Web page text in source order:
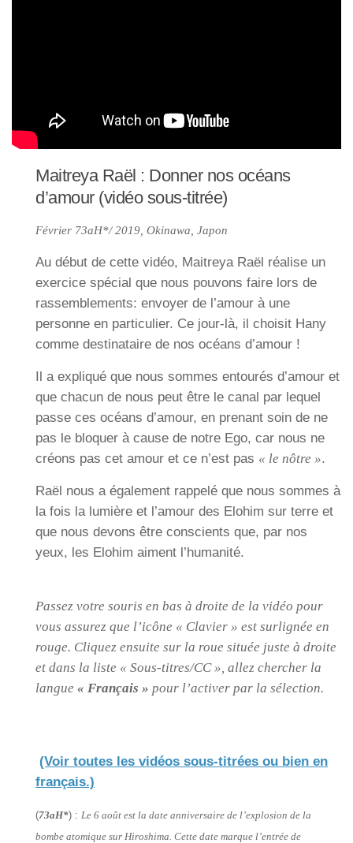
Maitreya Raël : Donner nos océans
d’amour (vidéo sous-titrée)
Février 73aH*/ 2019, Okinawa, Japon
Au début de cette vidéo, Maitreya Raël réalise un
exercice spécial que nous pouvons faire lors de
rassemblements: envoyer de l’amour à une
personne en particulier. Ce jour-là, il choisit Hany
comme destinataire de nos océans d’amour !
Il a expliqué que nous sommes entourés d’amour et
que chacun de nous peut être le canal par lequel
passe ces océans d’amour, en prenant soin de ne
pas le bloquer à cause de notre Ego, car nous ne
créons pas cet amour et ce n’est pas « le nôtre ».
Raël nous a également rappelé que nous sommes à
la fois la lumière et l’amour des Elohim sur terre et
que nous devons être conscients que, par nos
yeux, les Elohim aiment l’humanité.
Passez votre souris en bas à droite de la vidéo pour
vous assurez que l’icône « Clavier » est surlignée en
rouge. Cliquez ensuite sur la roue située juste à droite
et dans la liste « Sous-titres/CC », allez chercher la
langue « Français » pour l’activer par la sélection.
(Voir toutes les vidéos sous-titrées ou bien en
français.)
(73aH*) : Le 6 août est la date anniversaire de l’explosion de la
bombe atomique sur Hiroshima. Cette date marque l’entrée de